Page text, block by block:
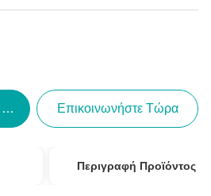
Επικοινωνήστε Τώρα
Περιγραφή Προϊόντος